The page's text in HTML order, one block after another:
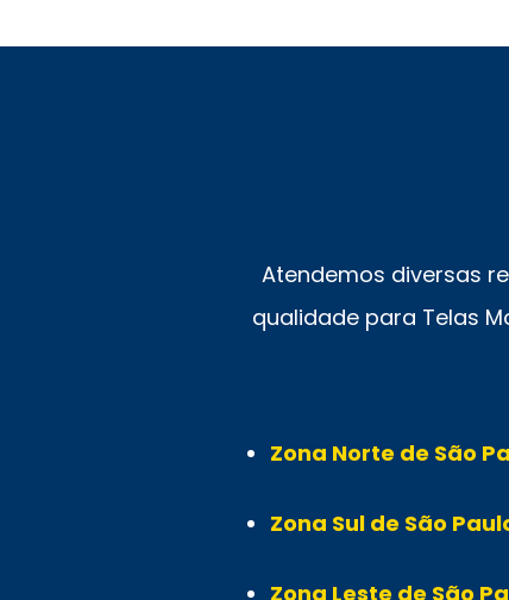
Atendemos diversas
qualidade para Telas
Zona Norte de São
Zona Sul de São
Zona Leste de São